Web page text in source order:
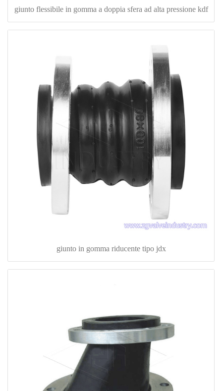
giunto flessibile in gomma a doppia sfera ad alta pressione kdf
giunto in gomma riducente tipo jdx